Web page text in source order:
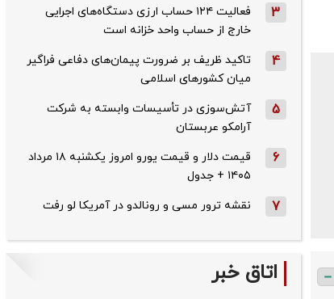
3
فعالیت ۱۲۴ حساب ارزی دستگاه‌های اجرایی
خارج از حساب واحد خزانه است
4
تاکید ظریف بر ضرورت پیمان‌های دفاعی فراگیر
میان کشورهای اسلامی
5
آتش‌سوزی در تأسیسات وابسته به شرکت
آرامکو عربستان
6
قیمت دلار و قیمت یورو امروز یکشنبه ۱۸ مرداد
۱۴۰۵ + جدول
7 نقشه ترور مسی و رونالدو در آمریکا لو رفت
اتاق خبر